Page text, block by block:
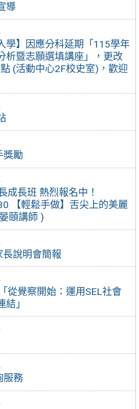
導
學】因應分科延期「115學年
析暨志願選填講座」，更改
(活動中心2F校史室)，歡迎
獎勵
成長班 熱烈報名中！
【輕鬆手做】舌尖上的美麗
頤講師 )
說明會簡報
從覺察開始：運用SEL社會
」
服務